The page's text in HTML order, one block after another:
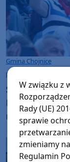
Gmina Chojnice
piątek, 7 sierpnia 2026,
Szanty znów
Festiwal
nudno, nikt by
atmosfera,
W związku z
Rady (UE)
sprawie
zmieniamy
Regulamin